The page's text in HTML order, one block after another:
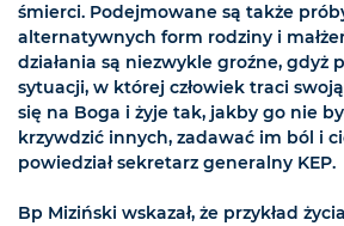
śmierci. Podejmowane są także
alternatywnych form rodziny i
działania są niezwykle groźne, gdyż
sytuacji, w której człowiek traci
się na Boga i żyje tak, jakby go nie
krzywdzić innych, zadawać im ból i
powiedział sekretarz generalny KEP.
Bp Miziński wskazał, że przykład